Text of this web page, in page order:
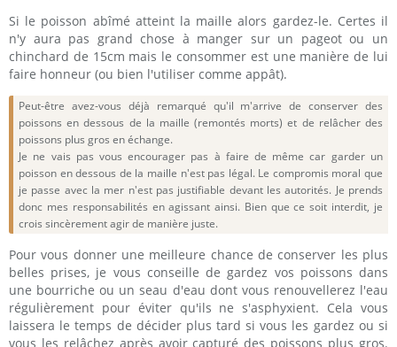
Si le poisson abîmé atteint la maille alors gardez-le. Certes il
n'y aura pas grand chose à manger sur un pageot ou un
chinchard de 15cm mais le consommer est une manière de lui
faire honneur (ou bien l'utiliser comme appât).
Peut-être avez-vous déjà remarqué qu'il m'arrive de conserver des
poissons en dessous de la maille (remontés morts) et de relâcher des
poissons plus gros en échange.
Je ne vais pas vous encourager pas à faire de même car garder un
poisson en dessous de la maille n'est pas légal. Le compromis moral que
je passe avec la mer n'est pas justifiable devant les autorités. Je prends
donc mes responsabilités en agissant ainsi. Bien que ce soit interdit, je
crois sincèrement agir de manière juste.
Pour vous donner une meilleure chance de conserver les plus
belles prises, je vous conseille de gardez vos poissons dans
une bourriche ou un seau d'eau dont vous renouvellerez l'eau
régulièrement pour éviter qu'ils ne s'asphyxient. Cela vous
laissera le temps de décider plus tard si vous les gardez ou si
vous les relâchez après avoir capturé des poissons plus gros.